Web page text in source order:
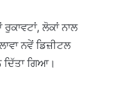
ਲੋਕਾਂ ਨਾਲ
ਨਵੇਂ ਡਿਜ਼ੀਟਲ
ਦਿੱਤਾ ਗਿਆ।